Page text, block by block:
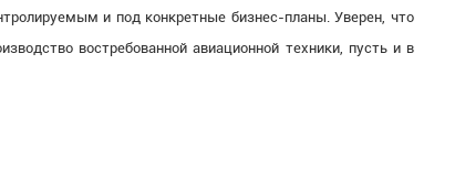
и под конкретные бизнес-планы. Уверен, что
востребованной авиационной техники, пусть и в